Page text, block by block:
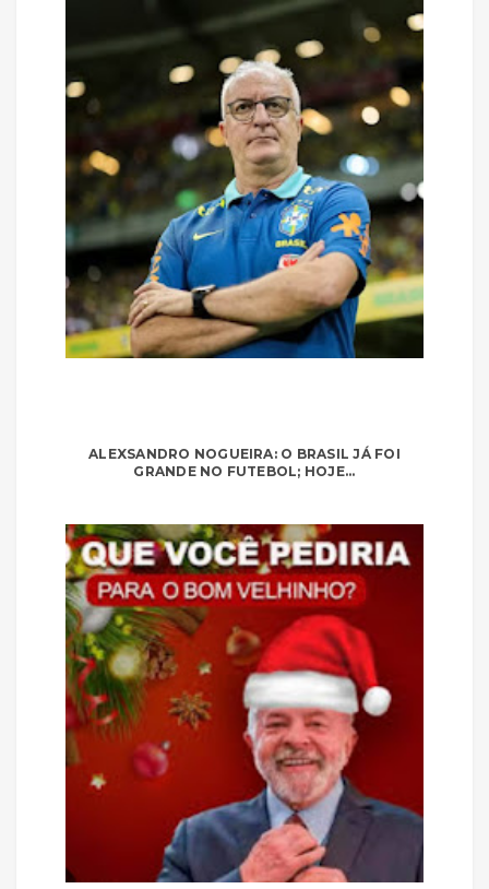
ALEXSANDRO NOGUEIRA: O BRASIL JÁ FOI
GRANDE NO FUTEBOL; HOJE...